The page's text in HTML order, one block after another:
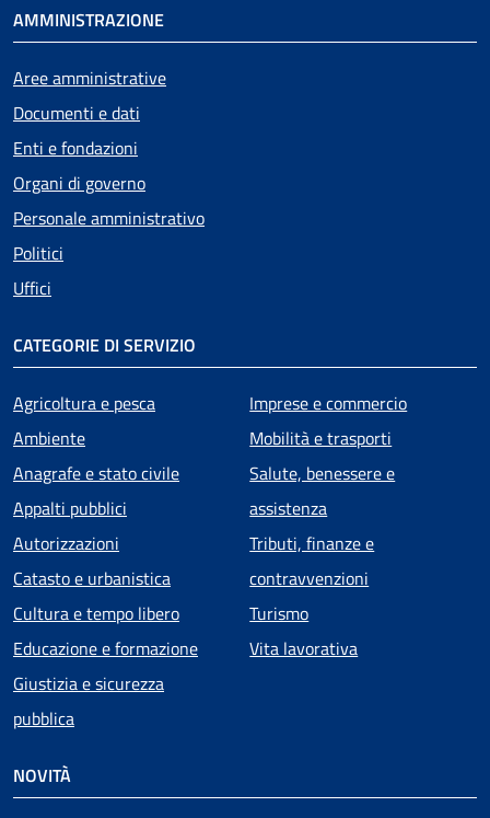
AMMINISTRAZIONE
Aree amministrative
Documenti e dati
Enti e fondazioni
Organi di governo
Personale amministrativo
Politici
Uffici
CATEGORIE DI SERVIZIO
Agricoltura e pesca
Ambiente
Anagrafe e stato civile
Appalti pubblici
Autorizzazioni
Catasto e urbanistica
Cultura e tempo libero
Educazione e formazione
Giustizia e sicurezza
pubblica
Imprese e commercio
Mobilità e trasporti
Salute, benessere e
assistenza
Tributi, finanze e
contravvenzioni
Turismo
Vita lavorativa
NOVITÀ